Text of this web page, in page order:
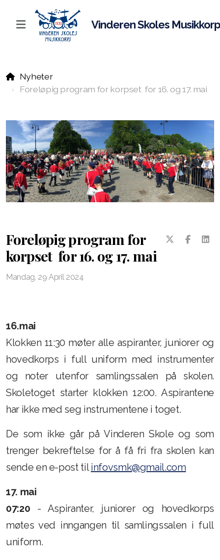
Vinderen Skoles
Nyheter
Foreløpig program for korpset for 16. og 17. mai
Foreløpig program for
korpset for 16. og 17. mai
Mandag, 29 April 2024
16.mai
Klokken 11:30 møter alle aspiranter, juniorer og
hovedkorps i full uniform med instrumenter
og noter utenfor samlingssalen på skolen.
Skoletoget starter klokken 12:00. Aspirantene
har ikke med seg instrumentene i toget.
De som ikke går på Vinderen Skole og som
trenger bekreftelse for å få fri fra skolen kan
sende en e-post tilinfovsmk@gmail.com
17. mai
07:20 - Aspiranter, juniorer og hovedkorps
møtes ved inngangen til samlingssalen i full
uniform.
Juniorkorps
Dirigenter
Instruktører
Instrumenter
Korpsvakter
Spond
Dugnad
Kontingent
Medlemsfordeler
Informasjonskanaler
Er korps noe for deg ?
Terminliste
Levering og henting av lopper
Loppemarked
DM 2024